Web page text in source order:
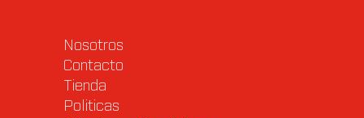
Nosotros
Contacto
Tienda
Politicas